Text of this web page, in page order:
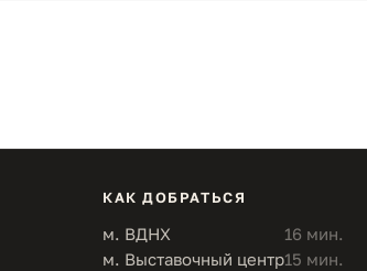
КАК ДОБРАТЬСЯ
м. ВДНХ
16 мин.
м. Выставочный центр15 мин.